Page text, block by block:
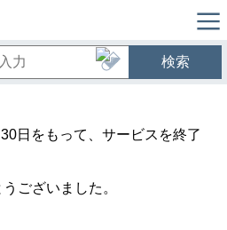
検索
日をもって、サービスを終了
ございました。